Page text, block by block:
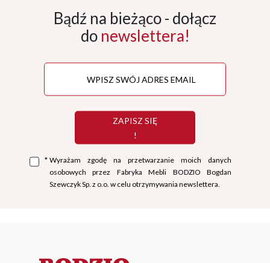
Bądź na bieżąco - dołącz
do newslettera!
ZAPISZ SIĘ
!
* Wyrażam zgodę na przetwarzanie moich danych
osobowych przez Fabryka Mebli BODZIO Bogdan
Szewczyk Sp. z o.o. w celu otrzymywania newslettera.